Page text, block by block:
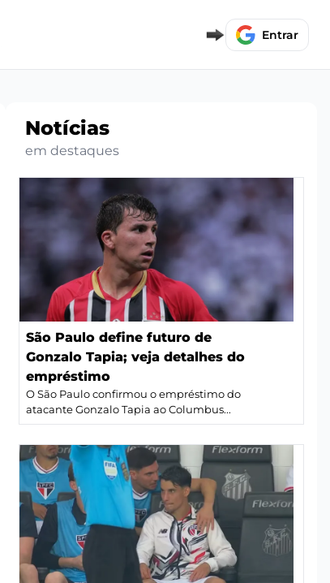
Entrar
Notícias
em destaques
São Paulo define futuro de
Gonzalo Tapia; veja detalhes do
empréstimo
O São Paulo confirmou o empréstimo do
atacante Gonzalo Tapia ao Columbus...